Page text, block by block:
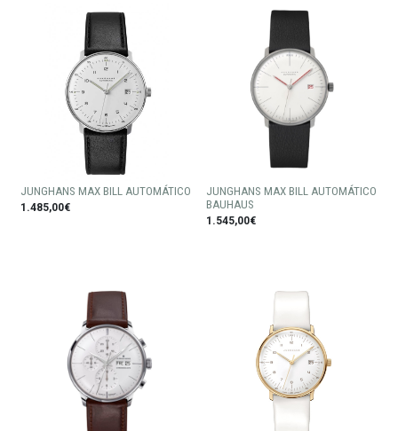
JUNGHANS MAX BILL AUTOMÁTICO
1.485,00€
JUNGHANS MAX BILL AUTOMÁTICO
BAUHAUS
1.545,00€